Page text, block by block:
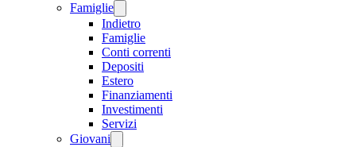
Famiglie
Indietro
Famiglie
Conti correnti
Depositi
Estero
Finanziamenti
Investimenti
Servizi
Giovani